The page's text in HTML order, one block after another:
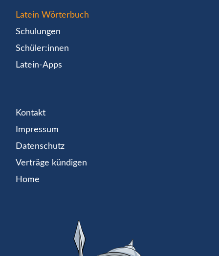
Latein Wörterbuch
Schulungen
Schüler:innen
Latein-Apps
Kontakt
Impressum
Datenschutz
Verträge kündigen
Home